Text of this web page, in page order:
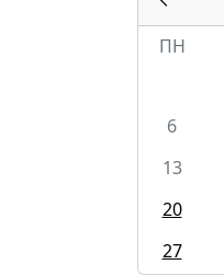
ПН
6
13
20
27